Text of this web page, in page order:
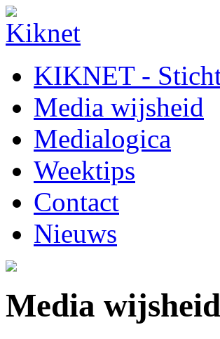
KIKNET -
Media wijsheid
Medialogica
Weektips
Contact
Nieuws
Media wijsheid